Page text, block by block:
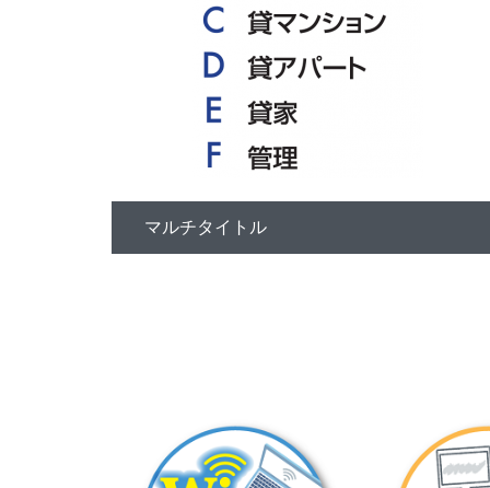
マルチタイトル